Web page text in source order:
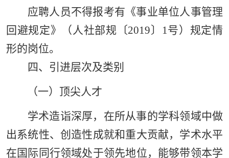
应聘人员不得报考有《事业单位人事管理
回避规定》（人社部规〔2019〕1号）规定情
形的岗位。
四、引进层次及类别
（一）顶尖人才
学术造诣深厚，在所从事的学科领域中做
出系统性、创造性成就和重大贡献，学术水平
在国际同行领域处于领先地位，能够带领本学